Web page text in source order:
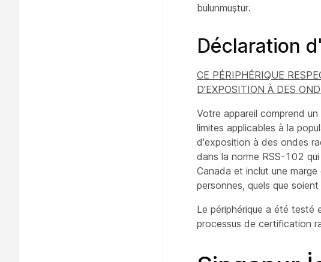
bulunmuştur.
Déclaration
CE PÉRIPHÉRIQUE
D'EXPOSITION À DES
Votre appareil comprend
limites applicables à la
d'exposition à des ondes
dans la norme RSS-102
Canada et inclut une
personnes, quels que
Le périphérique a été testé
processus de certification